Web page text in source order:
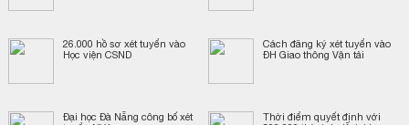
26.000 hồ sơ xét tuyển vào
Học viện CSND
Cách đăng ký xét tuyển vào
ĐH Giao thông Vận tải
Đại học Đà Nẵng công bố xét
Thời điểm quyết định với